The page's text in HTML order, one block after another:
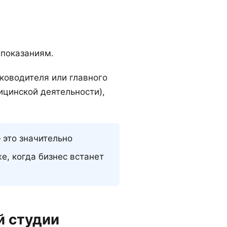
или главного
деятельности),
значительно
когда бизнес встанет
студии